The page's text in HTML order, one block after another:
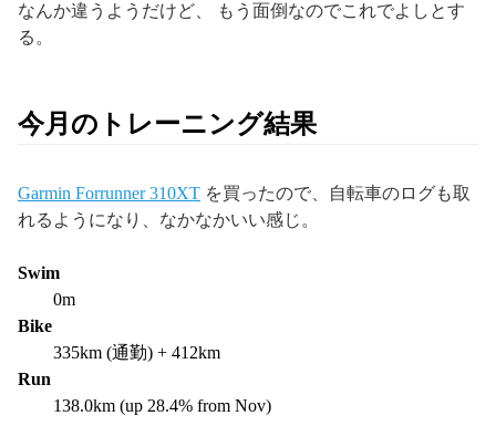
なんか違うようだけど、 もう面倒なのでこれでよしとす
る。
今月のトレーニング結果
Garmin Forrunner 310XT を買ったので、自転車のログも取
れるようになり、なかなかいい感じ。
Swim
0m
Bike
335km (通勤) + 412km
Run
138.0km (up 28.4% from Nov)